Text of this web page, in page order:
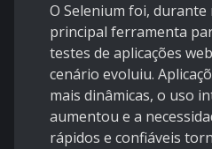
O Selenium foi, durante
principal ferramenta
testes de aplicações
cenário evoluiu.
mais dinâmicas, o uso
aumentou e a
rápidos e confiáveis